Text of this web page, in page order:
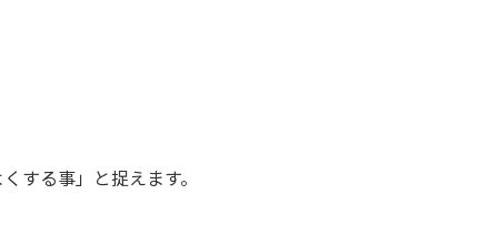
する事」と捉えます。